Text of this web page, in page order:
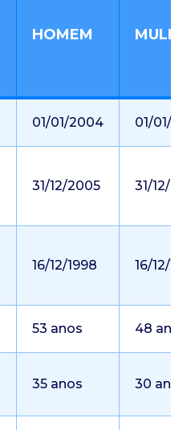
HOMEM
01/01/2004 01/01/
31/12/2005 31/12/
16/12/1998 16/12/
53 anos 48 anos
35 anos 30 anos